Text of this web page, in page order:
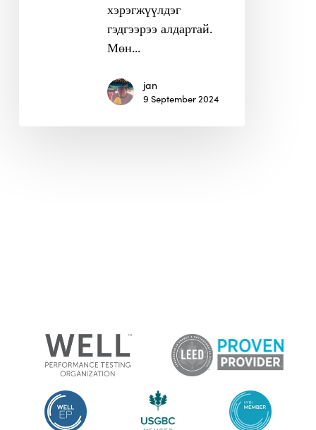
хэрэгжүүлдэг
гэдгээрээ алдартай.
Мөн…
jan
9 September 2024